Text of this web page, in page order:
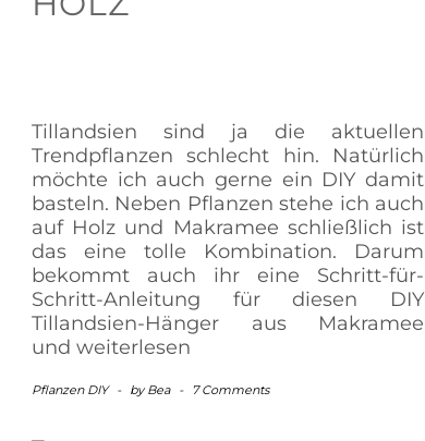
Tillandsien sind ja die aktuellen
Trendpflanzen schlecht hin. Natürlich
möchte ich auch gerne ein DIY damit
basteln. Neben Pflanzen stehe ich auch
auf Holz und Makramee schließlich ist
das eine tolle Kombination. Darum
bekommt auch ihr eine Schritt-für-
Schritt-Anleitung für diesen DIY
Tillandsien-Hänger aus Makramee
und weiterlesen
Pflanzen DIY - byBea - 7 Comments